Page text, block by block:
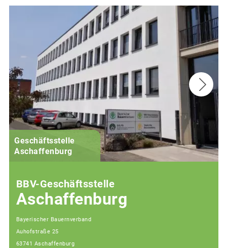
Geschäftsstelle
Aschaffenburg
BBV-Geschäftsstelle
Aschaffenburg
Bayerischer Bauernverband
Auhofstraße 25
63741 Aschaffenburg